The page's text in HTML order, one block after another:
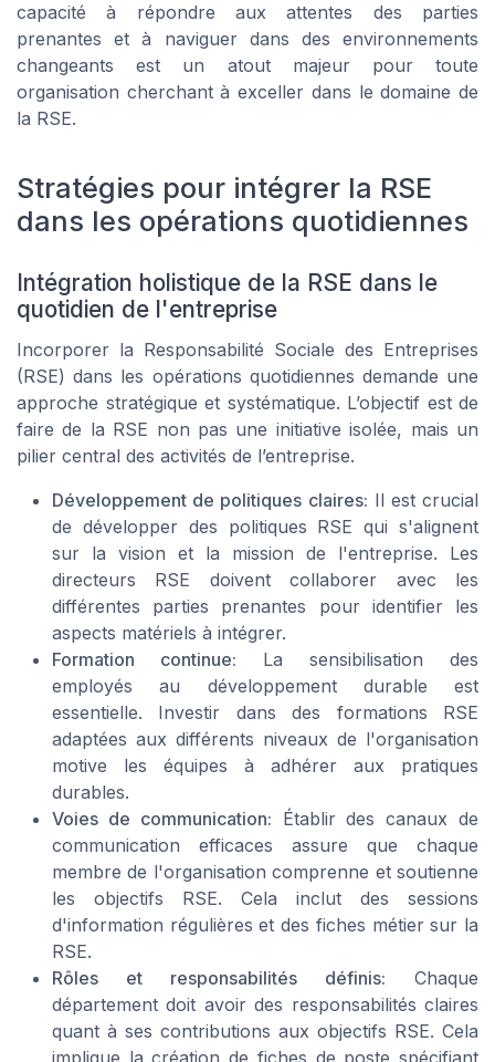
capacité à répondre aux attentes des parties
prenantes et à naviguer dans des environnements
changeants est un atout majeur pour toute
organisation cherchant à exceller dans le domaine de
la RSE.
Stratégies pour intégrer la RSE
dans les opérations quotidiennes
Intégration holistique de la RSE dans le
quotidien de l'entreprise
Incorporer la Responsabilité Sociale des Entreprises
(RSE) dans les opérations quotidiennes demande une
approche stratégique et systématique. L’objectif est de
faire de la RSE non pas une initiative isolée, mais un
pilier central des activités de l’entreprise.
Développement de politiques claires: Il est crucial
de développer des politiques RSE qui s'alignent
sur la vision et la mission de l'entreprise. Les
directeurs RSE doivent collaborer avec les
différentes parties prenantes pour identifier les
aspects matériels à intégrer.
Formation continue: La sensibilisation des
employés au développement durable est
essentielle. Investir dans des formations RSE
adaptées aux différents niveaux de l'organisation
motive les équipes à adhérer aux pratiques
durables.
Voies de communication: Établir des canaux de
communication efficaces assure que chaque
membre de l'organisation comprenne et soutienne
les objectifs RSE. Cela inclut des sessions
d'information régulières et des fiches métier sur la
RSE.
Rôles et responsabilités définis: Chaque
département doit avoir des responsabilités claires
quant à ses contributions aux objectifs RSE. Cela